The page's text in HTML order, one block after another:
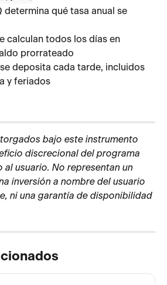
determina qué tasa anual se
calculan todos los días en
prorrateado
deposita cada tarde, incluidos
y feriados
bajo este instrumento
discrecional del programa
al usuario. No representan un
inversión a nombre del usuario
ni una garantía de disponibilidad